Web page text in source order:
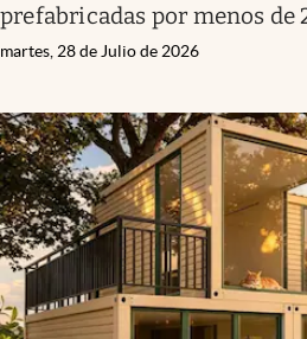
prefabricadas por menos de
martes, 28 de Julio de 2026